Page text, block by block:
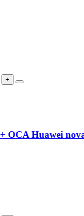
+
OCA Huawei